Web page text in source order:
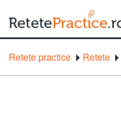
Retete practice Retete